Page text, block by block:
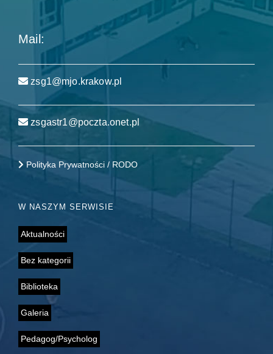
Mail:
zsg1@mjo.krakow.pl
zsgastr1@poczta.onet.pl
Polityka Prywatności / RODO
W NASZYM SERWISIE
Aktualności
Bez kategorii
Biblioteka
Galeria
Pedagog/Psycholog